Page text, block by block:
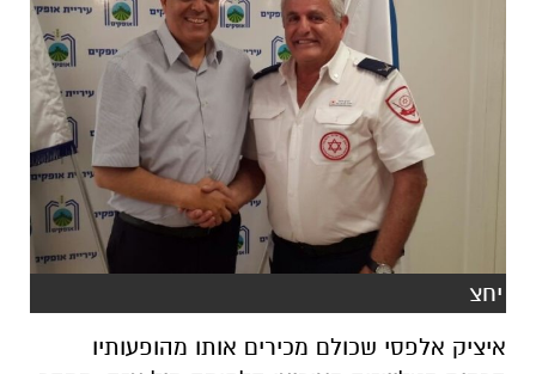
יחצ
איציק אלפסי שכולם מכירים אותו מהופעותיו